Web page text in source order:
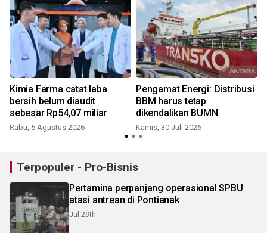
Kimia Farma catat laba
bersih belum diaudit
sebesar Rp54,07 miliar
Rabu, 5 Agustus 2026
Pengamat Energi: Distribusi
BBM harus tetap
dikendalikan BUMN
Kamis, 30 Juli 2026
Terpopuler - Pro-Bisnis
Pertamina perpanjang operasional SPBU
atasi antrean di Pontianak
Jul 29th